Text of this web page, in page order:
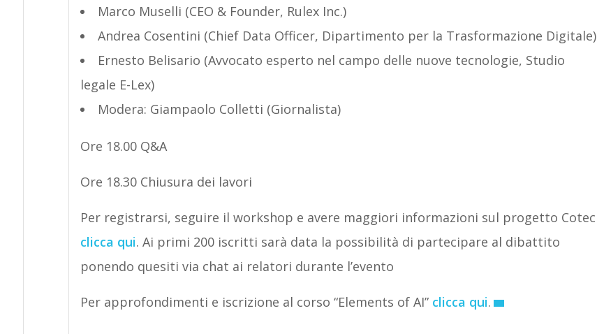
Marco Muselli (CEO & Founder, Rulex Inc.)
Andrea Cosentini (Chief Data Officer, Dipartimento per la Trasformazione Digitale)
Ernesto Belisario (Avvocato esperto nel campo delle nuove tecnologie, Studio
legale E-Lex)
Modera: Giampaolo Colletti (Giornalista)
Ore 18.00 Q&A
Ore 18.30 Chiusura dei lavori
Per registrarsi, seguire il workshop e avere maggiori informazioni sul progetto Cotec
clicca qui. Ai primi 200 iscritti sarà data la possibilità di partecipare al dibattito
ponendo quesiti via chat ai relatori durante l’evento
Per approfondimenti e iscrizione al corso “Elements of AI” clicca qui.